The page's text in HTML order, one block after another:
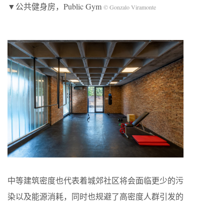
▼公共健身房，Public Gym © Gonzalo Viramonte
中等建筑密度也代表着城郊社区将会面临更少的污
染以及能源消耗，同时也规避了高密度人群引发的